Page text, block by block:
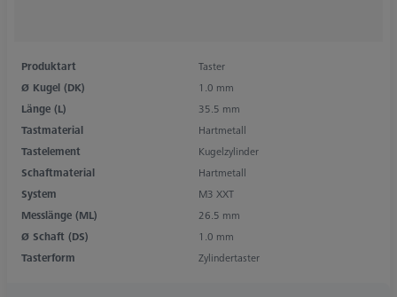
Produktart
Taster
Ø Kugel (DK)
1.0 mm
Länge (L)
35.5 mm
Tastmaterial
Hartmetall
Tastelement
Kugelzylinder
Schaftmaterial
Hartmetall
System
M3 XXT
Messlänge (ML)
26.5 mm
Ø Schaft (DS)
1.0 mm
Tasterform
Zylindertaster